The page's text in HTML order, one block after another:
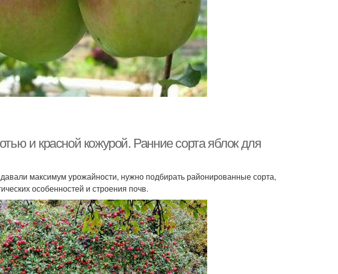
и красной кожурой. Ранние сорта яблок для
максимум урожайности, нужно подбирать районированные сорта,
особенностей и строения почв.